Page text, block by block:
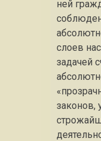
ней
слоев
задачей
законов,